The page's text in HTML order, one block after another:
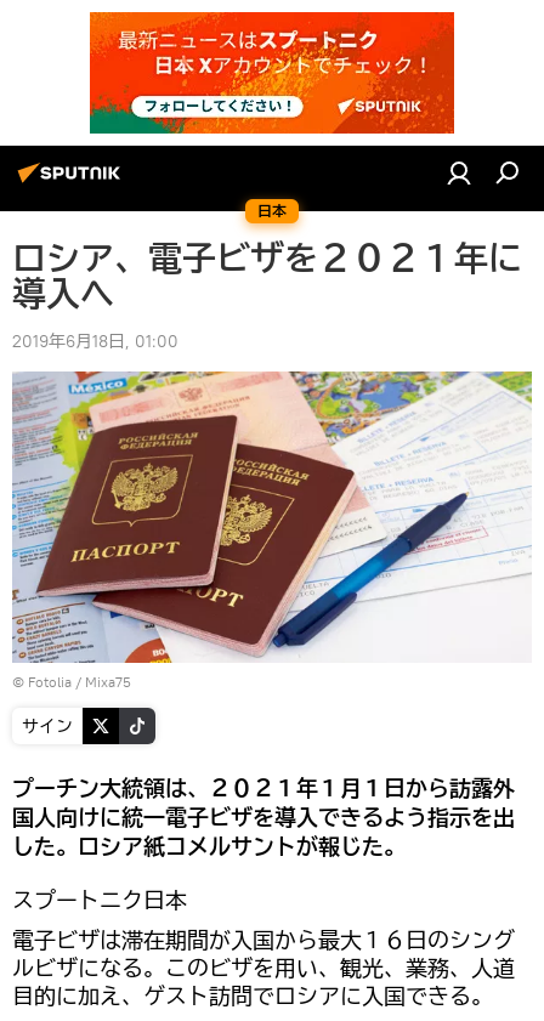
日本
ロシア、電子ビザを２０２１年に
導入へ
2019年6月18日, 01:00
© Fotolia / Mixa75
サイン
プーチン大統領は、２０２１年１月１日から訪露外
国人向けに統一電子ビザを導入できるよう指示を出
した。ロシア紙コメルサントが報じた。
スプートニク日本
電子ビザは滞在期間が入国から最大１６日のシング
ルビザになる。このビザを用い、観光、業務、人道
目的に加え、ゲスト訪問でロシアに入国できる。